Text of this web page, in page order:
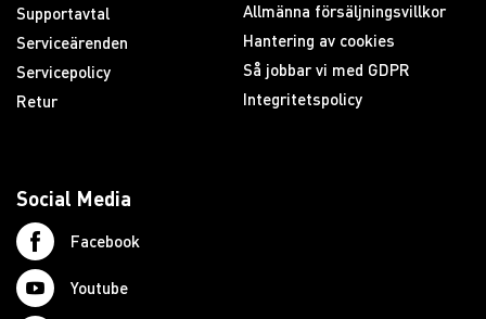
Supportavtal
Serviceärenden
Servicepolicy
Retur
Allmänna försäljningsvillkor
Hantering av cookies
Så jobbar vi med GDPR
Integritetspolicy
Social Media
Facebook
Youtube